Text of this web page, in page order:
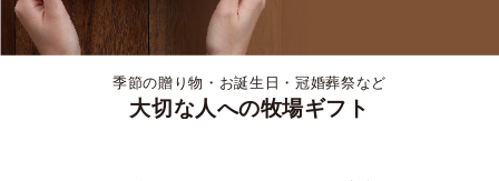
季節の贈り物・お誕生日・冠婚葬祭など
大切な人への牧場ギフト